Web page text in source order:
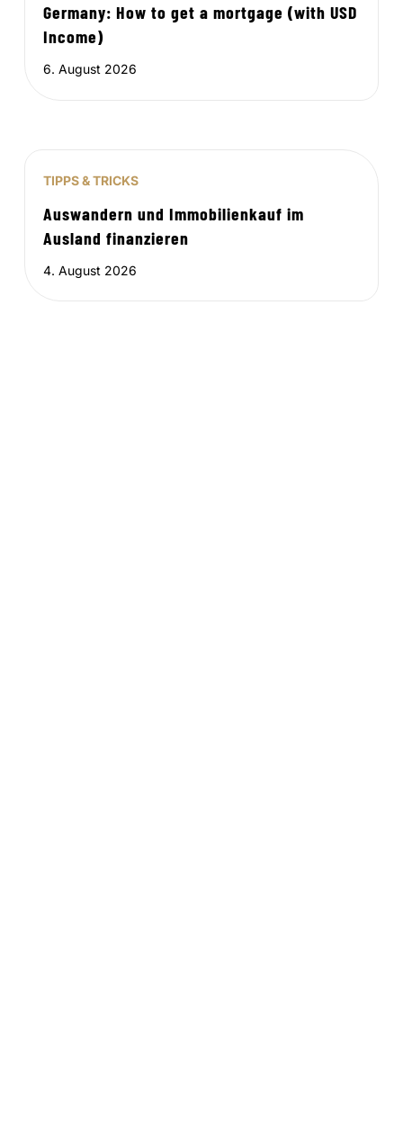
Germany: How to get a mortgage (with USD
Income)
6. August 2026
TIPPS & TRICKS
Auswandern und Immobilienkauf im
Ausland finanzieren
4. August 2026